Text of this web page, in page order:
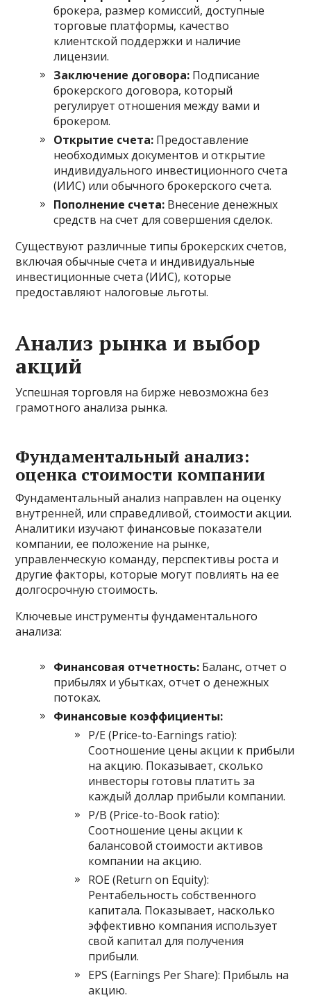
брокера, размер комиссий, доступные
торговые платформы, качество
клиентской поддержки и наличие
лицензии.
Заключение договора: Подписание
брокерского договора, который
регулирует отношения между вами и
брокером.
Открытие счета: Предоставление
необходимых документов и открытие
индивидуального инвестиционного счета
(ИИС) или обычного брокерского счета.
Пополнение счета: Внесение денежных
средств на счет для совершения сделок.
Существуют различные типы брокерских счетов,
включая обычные счета и индивидуальные
инвестиционные счета (ИИС), которые
предоставляют налоговые льготы.
Анализ рынка и выбор
акций
Успешная торговля на бирже невозможна без
грамотного анализа рынка.
Фундаментальный анализ:
оценка стоимости компании
Фундаментальный анализ направлен на оценку
внутренней, или справедливой, стоимости акции.
Аналитики изучают финансовые показатели
компании, ее положение на рынке,
управленческую команду, перспективы роста и
другие факторы, которые могут повлиять на ее
долгосрочную стоимость.
Ключевые инструменты фундаментального
анализа:
Финансовая отчетность: Баланс, отчет о
прибылях и убытках, отчет о денежных
потоках.
Финансовые коэффициенты:
P/E (Price-to-Earnings ratio):
Соотношение цены акции к прибыли
на акцию. Показывает, сколько
инвесторы готовы платить за
каждый доллар прибыли компании.
P/B (Price-to-Book ratio):
Соотношение цены акции к
балансовой стоимости активов
компании на акцию.
ROE (Return on Equity):
Рентабельность собственного
капитала. Показывает, насколько
эффективно компания использует
свой капитал для получения
прибыли.
EPS (Earnings Per Share): Прибыль на
акцию.